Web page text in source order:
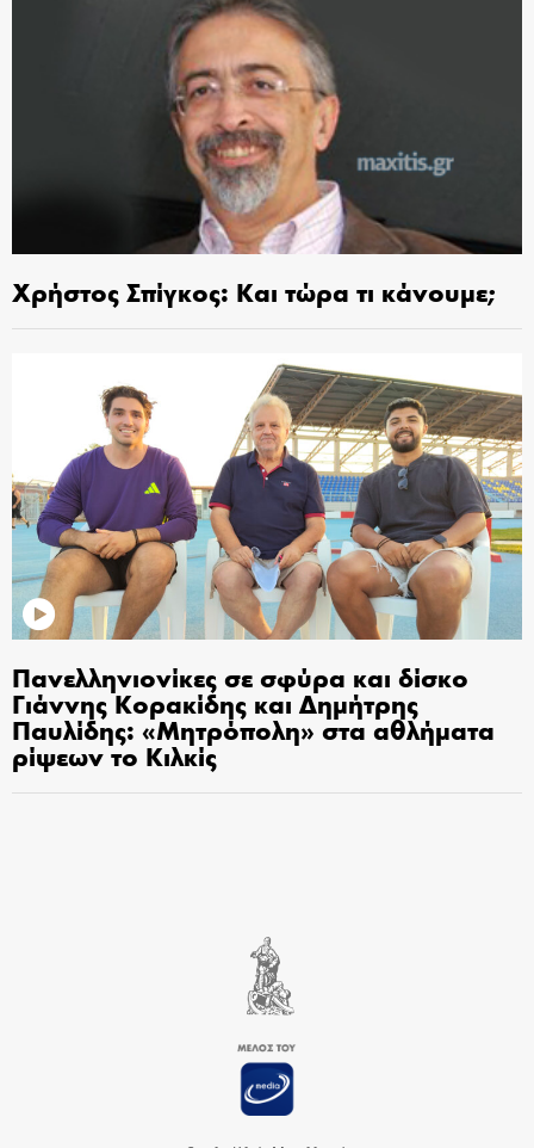
Χρήστος Σπίγκος: Και τώρα τι κάνουμε;
Πανελληνιονίκες σε σφύρα και δίσκο
Γιάννης Κορακίδης και Δημήτρης
Παυλίδης: «Μητρόπολη» στα αθλήματα
ρίψεων το Κιλκίς